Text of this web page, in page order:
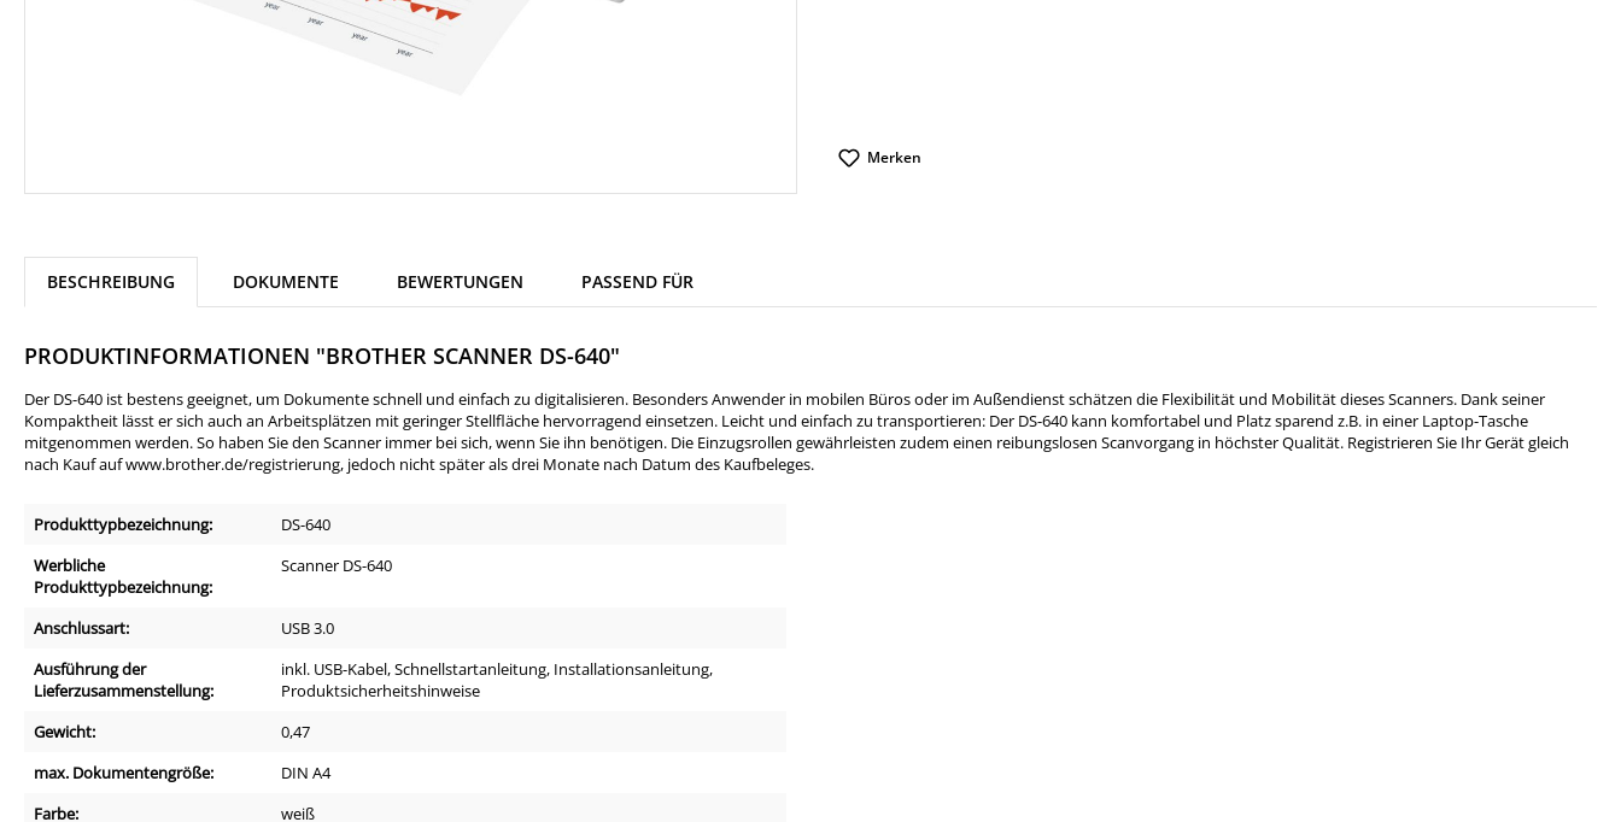
Merken
BESCHREIBUNG DOKUMENTE BEWERTUNGEN PASSEND FÜR
PRODUKTINFORMATIONEN "BROTHER SCANNER DS-640"
Der DS-640 ist bestens geeignet, um Dokumente schnell und einfach zu digitalisieren. Besonders Anwender in mobilen Büros oder im Außendienst schätzen die Flexibilität und Mobilität dieses Scanners. Dank seiner
Kompaktheit lässt er sich auch an Arbeitsplätzen mit geringer Stellfläche hervorragend einsetzen. Leicht und einfach zu transportieren: Der DS-640 kann komfortabel und Platz sparend z.B. in einer Laptop-Tasche
mitgenommen werden. So haben Sie den Scanner immer bei sich, wenn Sie ihn benötigen. Die Einzugsrollen gewährleisten zudem einen reibungslosen Scanvorgang in höchster Qualität. Registrieren Sie Ihr Gerät gleich
nach Kauf auf www.brother.de/registrierung, jedoch nicht später als drei Monate nach Datum des Kaufbeleges.
Produkttypbezeichnung:
DS-640
Werbliche
Produkttypbezeichnung:
Scanner DS-640
Anschlussart:
USB 3.0
Ausführung der
Lieferzusammenstellung:
inkl. USB-Kabel, Schnellstartanleitung, Installationsanleitung,
Produktsicherheitshinweise
Gewicht:
0,47
max. Dokumentengröße:
DIN A4
Farbe:
weiß